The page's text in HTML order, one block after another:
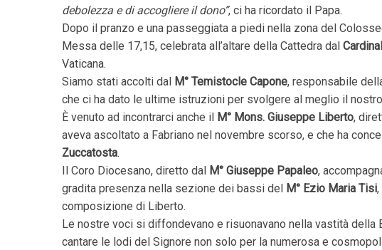
debolezza e di accogliere il dono”, ci ha ricordato il Papa.
Dopo il pranzo e una passeggiata a piedi nella zona del
Messa delle 17,15, celebrata all’altare della Cattedra dal
Vaticana.
Siamo stati accolti dal M° Temistocle Capone, responsabile
che ci ha dato le ultime istruzioni per svolgere al meglio il
È venuto ad incontrarci anche il M° Mons. Giuseppe Liberto,
aveva ascoltato a Fabriano nel novembre scorso, e che ha
Zuccatosta.
Il Coro Diocesano, diretto dal M° Giuseppe Papaleo,
gradita presenza nella sezione dei bassi del M° Ezio Maria Tisi
composizione di Liberto.
Le nostre voci si diffondevano e risuonavano nella vastità
cantare le lodi del Signore non solo per la numerosa e